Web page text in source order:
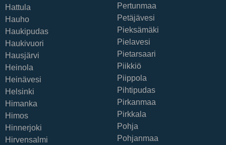
Hattula
Hauho
Haukipudas
Haukivuori
Hausjärvi
Heinola
Heinävesi
Helsinki
Himanka
Himos
Hinnerjoki
Hirvensalmi
Pertunmaa
Petäjävesi
Pieksämäki
Pielavesi
Pietarsaari
Piikkiö
Piippola
Pihtipudas
Pirkanmaa
Pirkkala
Pohja
Pohjanmaa